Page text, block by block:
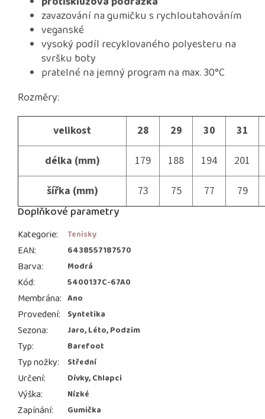
zavazování na gumičku s rychloutahováním
veganské
vysoký podíl recyklovaného polyesteru na
svršku boty
pratelné na jemný program na max. 30°C
Rozměry:
velikost 28 29 30 31
délka (mm) 179 188 194 201
šířka (mm) 73 75 77 79
Doplňkové parametry
Kategorie: Tenisky
EAN: 6438557187570
Barva: Modrá
Kód: 5400137C-67A0
Membrána: Ano
Provedení: Syntetika
Sezona: Jaro, Léto, Podzim
Typ: Barefoot
Typ nožky: Střední
Určení: Dívky, Chlapci
Výška: Nízké
Zapínání: Gumička